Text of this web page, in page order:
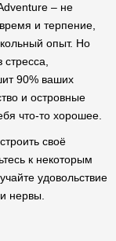
– не
и терпение,
опыт. Но
90% ваших
и островные
что-то хорошее.
своё
к некоторым
удовольствие
нервы.